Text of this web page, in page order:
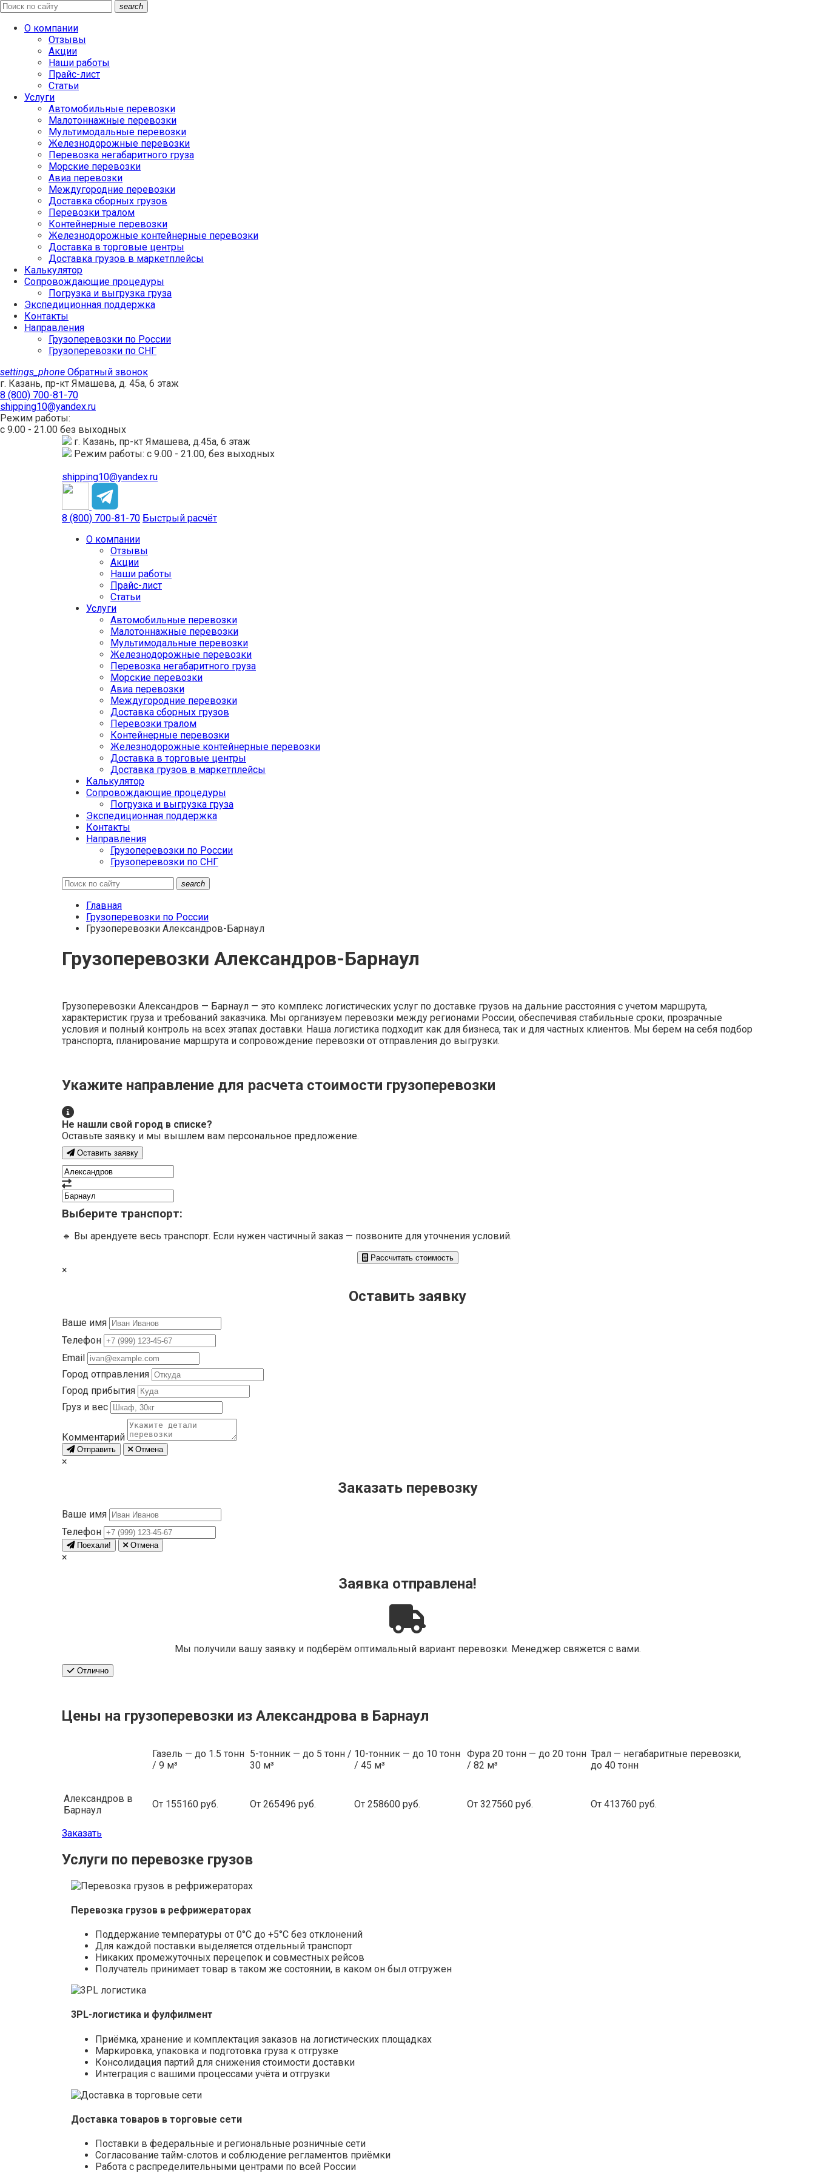
search
О компании
Отзывы
Акции
Наши работы
Прайс-лист
Статьи
Услуги
Автомобильные перевозки
Малотоннажные перевозки
Мультимодальные перевозки
Железнодорожные перевозки
Перевозка негабаритного груза
Морские перевозки
Авиа перевозки
Междугородние перевозки
Доставка сборных грузов
Перевозки тралом
Контейнерные перевозки
Железнодорожные контейнерные перевозки
Доставка в торговые центры
Доставка грузов в маркетплейсы
Калькулятор
Сопровождающие процедуры
Погрузка и выгрузка груза
Экспедиционная поддержка
Контакты
Направления
Грузоперевозки по России
Грузоперевозки по СНГ
settings_phone Обратный звонок
г. Казань, пр-кт Ямашева, д. 45а, 6 этаж
8 (800) 700-81-70
shipping10@yandex.ru
Режим работы:
с 9.00 - 21.00 без выходных
г. Казань, пр-кт Ямашева, д.45а, 6 этаж
Режим работы: с 9.00 - 21.00, без выходных
shipping10@yandex.ru
8 (800) 700-81-70 Быстрый расчёт
О компании
Отзывы
Акции
Наши работы
Прайс-лист
Статьи
Услуги
Автомобильные перевозки
Малотоннажные перевозки
Мультимодальные перевозки
Железнодорожные перевозки
Перевозка негабаритного груза
Морские перевозки
Авиа перевозки
Междугородние перевозки
Доставка сборных грузов
Перевозки тралом
Контейнерные перевозки
Железнодорожные контейнерные перевозки
Доставка в торговые центры
Доставка грузов в маркетплейсы
Калькулятор
Сопровождающие процедуры
Погрузка и выгрузка груза
Экспедиционная поддержка
Контакты
Направления
Грузоперевозки по России
Грузоперевозки по СНГ
search
Главная
Грузоперевозки по России
Грузоперевозки Александров-Барнаул
Грузоперевозки Александров-Барнаул
Грузоперевозки Александров — Барнаул — это комплекс логистических услуг по доставке грузов на дальние расстояния с учетом маршрута,
характеристик груза и требований заказчика. Мы организуем перевозки между регионами России, обеспечивая стабильные сроки, прозрачные
условия и полный контроль на всех этапах доставки. Наша логистика подходит как для бизнеса, так и для частных клиентов. Мы берем на себя подбор
транспорта, планирование маршрута и сопровождение перевозки от отправления до выгрузки.
Укажите направление для расчета стоимости грузоперевозки
Не нашли свой город в списке?
Оставьте заявку и мы вышлем вам персональное предложение.
Оставить заявку
Выберите транспорт:
🔹 Вы арендуете весь транспорт. Если нужен частичный заказ — позвоните для уточнения условий.
Рассчитать стоимость
×
Оставить заявку
Ваше имя
Телефон
Email
Город отправления
Город прибытия
Груз и вес
Комментарий
Отправить Отмена
×
Заказать перевозку
Ваше имя
Телефон
Поехали! Отмена
×
Заявка отправлена!
Мы получили вашу заявку и подберём оптимальный вариант перевозки. Менеджер свяжется с вами.
Отлично
Цены на грузоперевозки из Александрова в Барнаул
Газель — до 1.5 тонн
/ 9 м³
5-тонник — до 5 тонн /
30 м³
10-тонник — до 10 тонн
/ 45 м³
Фура 20 тонн — до 20 тонн
/ 82 м³
Трал — негабаритные перевозки,
до 40 тонн
Александров в
Барнаул
От 155160 руб. От 265496 руб. От 258600 руб. От 327560 руб. От 413760 руб.
Заказать
Услуги по перевозке грузов
Перевозка грузов в рефрижераторах
Поддержание температуры от 0°С до +5°С без отклонений
Для каждой поставки выделяется отдельный транспорт
Никаких промежуточных перецепок и совместных рейсов
Получатель принимает товар в таком же состоянии, в каком он был отгружен
3PL-логистика и фулфилмент
Приёмка, хранение и комплектация заказов на логистических площадках
Маркировка, упаковка и подготовка груза к отгрузке
Консолидация партий для снижения стоимости доставки
Интеграция с вашими процессами учёта и отгрузки
Доставка товаров в торговые сети
Поставки в федеральные и региональные розничные сети
Согласование тайм-слотов и соблюдение регламентов приёмки
Работа с распределительными центрами по всей России